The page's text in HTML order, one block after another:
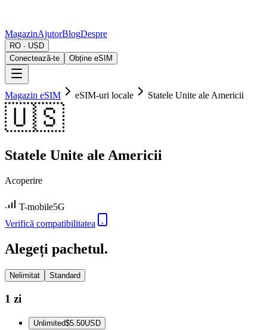
MagazinAjutorBlogDespre
RO · USD
Conectează-te
Obține eSIM
Magazin eSIM eSIM-uri locale Statele Unite ale Americii
🇺🇸
Statele Unite ale Americii
Acoperire
T-mobile5G
Verifică compatibilitatea
Alegeți pachetul.
Nelimitat Standard
1 zi
Unlimited$5.50USD